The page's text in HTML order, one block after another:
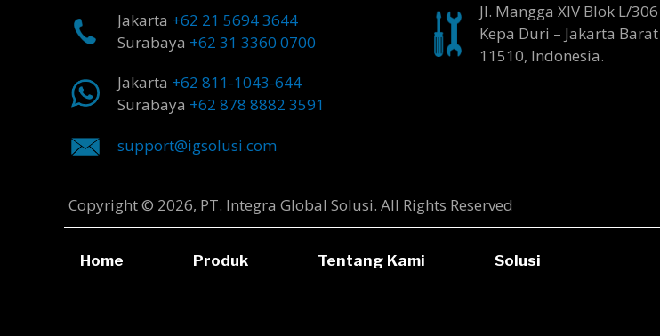
Jakarta +62 21 5694 3644
Surabaya +62 31 3360 0700
Jakarta +62 811-1043-644
Surabaya +62 878 8882 3591
support@igsolusi.com
Jl. Mangga XIV Blok L/306
Kepa Duri – Jakarta Barat
11510, Indonesia.
Copyright © 2026, PT. Integra Global Solusi. All Rights Reserved
Home Produk Tentang Kami Solusi